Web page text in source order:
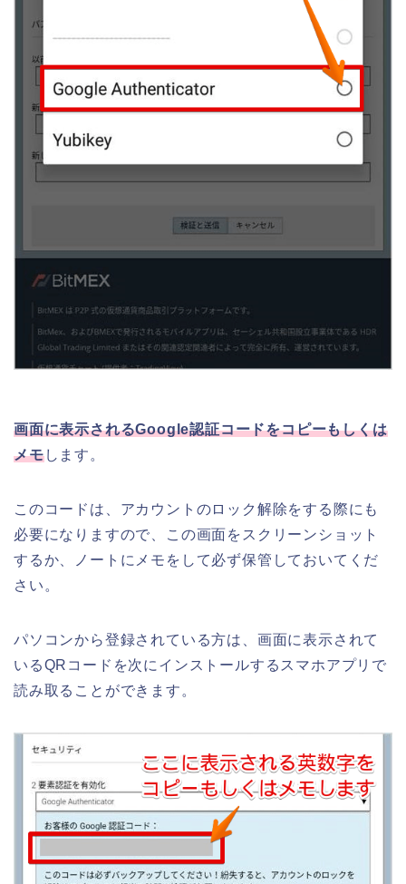
画面に表示されるGoogle認証コードをコピーもしくは
メモします。
このコードは、アカウントのロック解除をする際にも
必要になりますので、この画面をスクリーンショット
するか、ノートにメモをして必ず保管しておいてくだ
さい。
パソコンから登録されている方は、画面に表示されて
いるQRコードを次にインストールするスマホアプリで
読み取ることができます。